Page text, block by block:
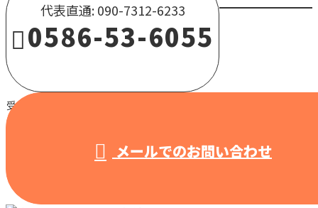
代表直通: 090-7312-6233
0586-53-6055
受付 / 8:00～18:00 【営業電話固くお断り】
メールでのお問い合わせ